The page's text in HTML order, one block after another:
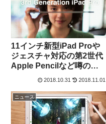
11インチ新型iPad Proや
ジェスチャ対応の第2世代
Apple Pencilなど噂の新
製品が一挙発表!!
2018.10.31 2018.11.01
ニュース